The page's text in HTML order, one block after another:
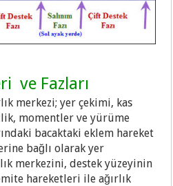
ve Fazları
merkezi; yer çekimi, kas
momentler ve yürüme
bacaktaki eklem hareket
bağlı olarak yer
merkezini, destek yüzeyinin
hareketleri ile ağırlık